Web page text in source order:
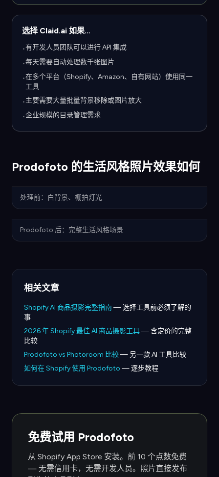
选择 Claid.ai 如果…
•有开发人员团队可以进行 API 集成
•每天需要自动处理数千张图片
•在多个平台（Shopify、Amazon、自有网站）使用同一
工具
•主要需要大量批量背景移除或图片放大
•企业规模的目录管理需求
Prodofoto 的生活风格照片效果如何
处理前：白背景、棚拍灯光
Prodofoto 后：完整生活风格场景
相关文章
Shopify AI 商品摄影完整指南— 选择工具前必须了解的
事
2026 年 Shopify 最佳 AI 商品摄影工具— 含定价的完整
比较
Prodofoto vs Photoroom 比较— 另一款 AI 工具比较
如何在 Shopify 使用 Prodofoto — 逐步教程
免费试用 Prodofoto
从 Shopify App Store 安装。前 10 个点数免费
— 无需信用卡，无需开发人员。照片直接发布